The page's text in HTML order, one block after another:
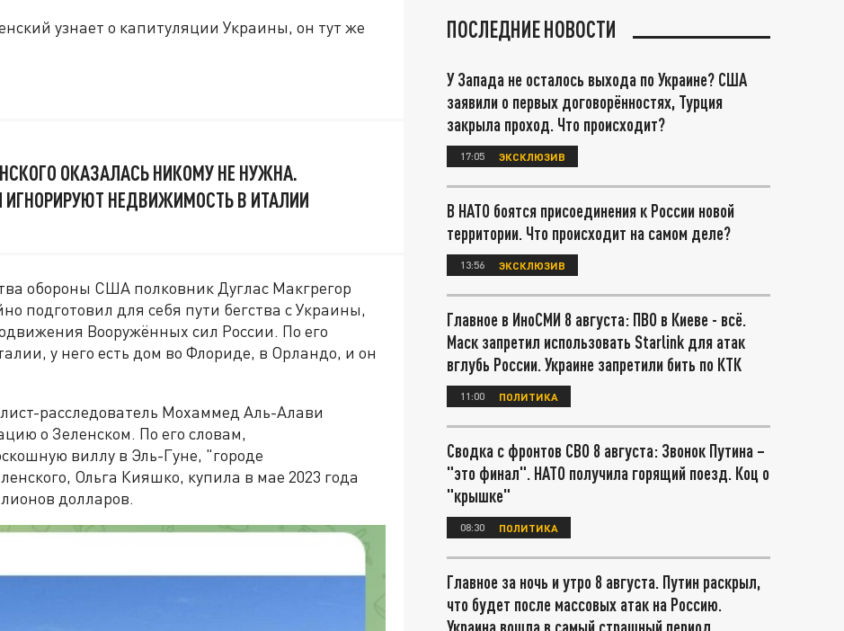
узнает о капитуляции Украины, он тут же
ОКАЗАЛАСЬ НИКОМУ НЕ НУЖНА.
ИГНОРИРУЮТ НЕДВИЖИМОСТЬ В ИТАЛИИ
обороны США полковник Дуглас Макгрегор
подготовил для себя пути бегства с Украины,
Вооружённых сил России. По его
у него есть дом во Флориде, в Орландо, и он
расследователь Мохаммед Аль-Алави
о Зеленском. По его словам,
виллу в Эль-Гуне, "городе
Ольга Кияшко, купила в мае 2023 года
долларов.
ПОСЛЕДНИЕ НОВОСТИ
У Запада не осталось выхода по Украине? США
заявили о первых договорённостях, Турция
закрыла проход. Что происходит?
17:05 ЭКСКЛЮЗИВ
В НАТО боятся присоединения к России новой
территории. Что происходит на самом деле?
13:56 ЭКСКЛЮЗИВ
Главное в ИноСМИ 8 августа: ПВО в Киеве - всё.
Маск запретил использовать Starlink для атак
вглубь России. Украине запретили бить по КТК
11:00 ПОЛИТИКА
Сводка с фронтов СВО 8 августа: Звонок Путина –
"это финал". НАТО получила горящий поезд. Коц о
"крышке"
08:30 ПОЛИТИКА
Главное за ночь и утро 8 августа. Путин раскрыл,
что будет после массовых атак на Россию.